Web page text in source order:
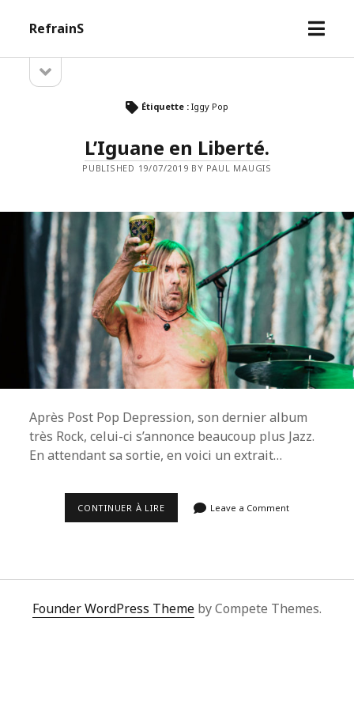
RefrainS
open
Sidebarsidebar
Étiquette : Iggy Pop
L’Iguane en Liberté.
PUBLISHED 19/07/2019 BY PAUL MAUGIS
Après Post Pop Depression, son dernier album
très Rock, celui-ci s’annonce beaucoup plus Jazz.
En attendant sa sortie, en voici un extrait…
CONTINUER À LIREL’IGUANE Leave a Comment
Founder WordPress Theme by Compete Themes.